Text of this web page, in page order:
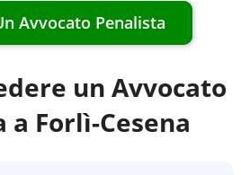
Avvocato Penalista
un Avvocato
a Forlì-Cesena